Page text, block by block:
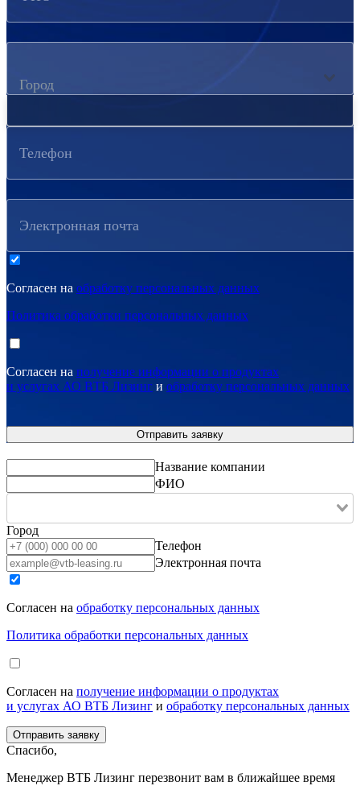
Город
Телефон
Электронная почта
Согласен на обработку персональных данных
Политика обработки персональных данных
Согласен на получение информации о продуктах
и услугах АО ВТБ Лизинг и обработку персональных данных
Название компании
ФИО
Город
Телефон
Электронная почта
Согласен на обработку персональных данных
Политика обработки персональных данных
Согласен на получение информации о продуктах
и услугах АО ВТБ Лизинг и обработку персональных данных
Спасибо,
Менеджер ВТБ Лизинг перезвонит вам в ближайшее время